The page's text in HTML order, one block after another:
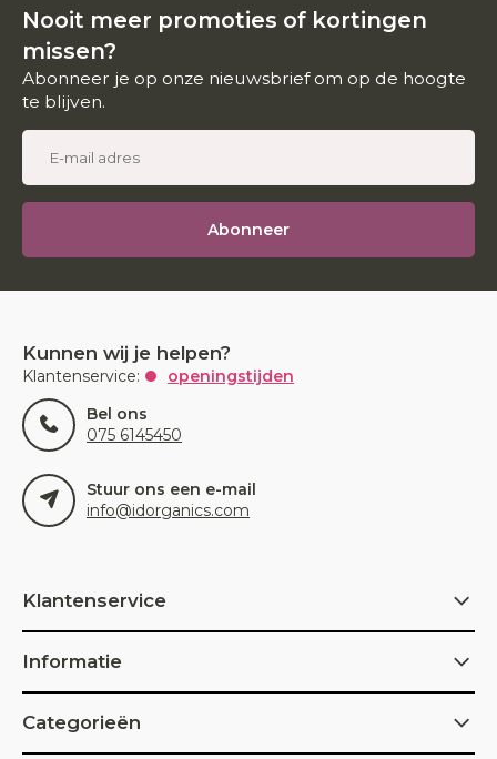
Nooit meer promoties of kortingen
missen?
Abonneer je op onze nieuwsbrief om op de hoogte
te blijven.
Abonneer
Kunnen wij je helpen?
Klantenservice:
openingstijden
Bel ons
075 6145450
Stuur ons een e-mail
info@idorganics.com
Klantenservice
Informatie
Categorieën